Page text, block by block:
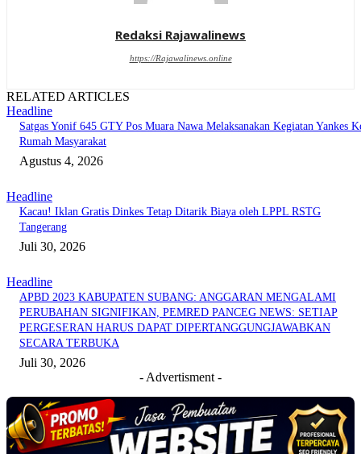
Redaksi Rajawalinews
https://Rajawalinews.online
RELATED ARTICLES
Headline
Satgas Yonif 645 GTY Pos Muara Nawa Melaksanakan Kegiatan Yankes
Rumah Masyarakat
Agustus 4, 2026
Headline
Kacau! Iklan Gratis Dinkes Tetap Ditarik Biaya oleh LPPL RSTG
Tangerang
Juli 30, 2026
Headline
APBD 2023 KABUPATEN SUBANG: ANGGARAN MENGALAMI
PERUBAHAN SIGNIFIKAN, PEMRED PANCEG NEWS: SETIAP
PERGESERAN HARUS DAPAT DIPERTANGGUNGJAWABKAN
SECARA TERBUKA
Juli 30, 2026
- Advertisment -